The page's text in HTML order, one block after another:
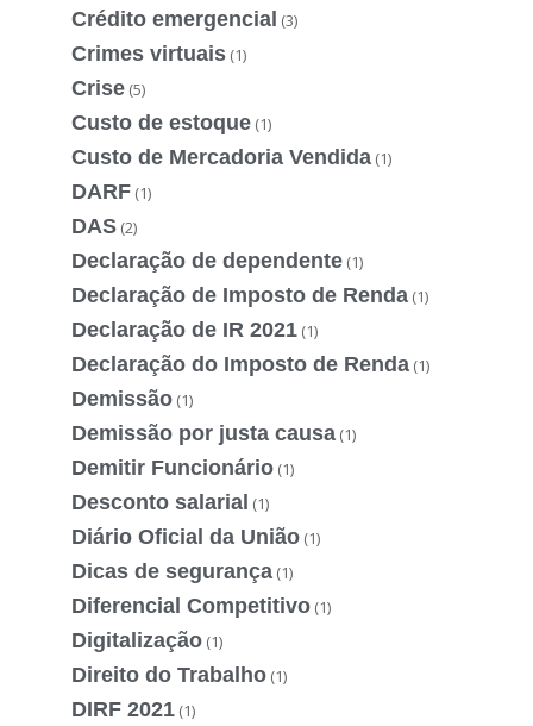
Crédito emergencial (3)
Crimes virtuais (1)
Crise (5)
Custo de estoque (1)
Custo de Mercadoria Vendida (1)
DARF (1)
DAS (2)
Declaração de dependente (1)
Declaração de Imposto de Renda (1)
Declaração de IR 2021 (1)
Declaração do Imposto de Renda (1)
Demissão (1)
Demissão por justa causa (1)
Demitir Funcionário (1)
Desconto salarial (1)
Diário Oficial da União (1)
Dicas de segurança (1)
Diferencial Competitivo (1)
Digitalização (1)
Direito do Trabalho (1)
DIRF 2021 (1)